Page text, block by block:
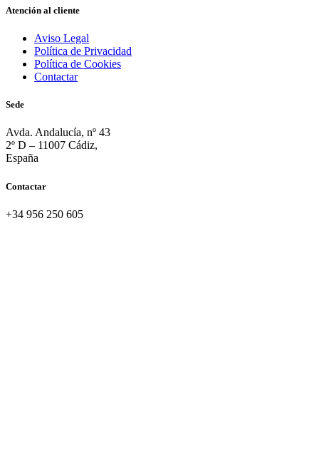
Atención al cliente
Aviso Legal
Política de Privacidad
Política de Cookies
Contactar
Sede
Avda. Andalucía, nº 43
2º D – 11007 Cádiz,
España
Contactar
+34 956 250 605